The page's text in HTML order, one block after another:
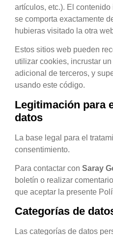
artículos, etc.). El
se comporta exactamente
hubieras visitado la otra
Estos sitios web pueden
utilizar cookies, incrustar
adicional de terceros, y
usando este código.
Legitimación para
datos
La base legal para el
consentimiento.
Para contactar con Saray
boletín o realizar
que aceptar la presente
Categorías de
Las categorías de datos